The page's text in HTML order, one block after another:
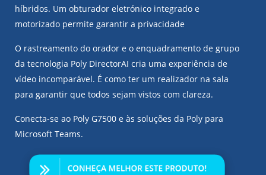
híbridos. Um obturador eletrónico integrado e
motorizado permite garantir a privacidade
O rastreamento do orador e o enquadramento de grupo
da tecnologia Poly DirectorAI cria uma experiência de
vídeo incomparável. É como ter um realizador na sala
para garantir que todos sejam vistos com clareza.
Conecta-se ao Poly G7500 e às soluções da Poly para
Microsoft Teams.